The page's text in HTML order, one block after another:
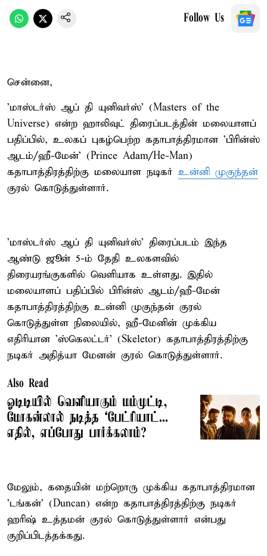
Follow Us
சென்னை,
'மாஸ்டர்ஸ் ஆப் தி யுனிவர்ஸ்' (Masters of the
Universe) என்ற ஹாலிவுட் திரைப்படத்தின் மலையாளப்
பதிப்பில், உலகப் புகழ்பெற்ற கதாபாத்திரமான 'பிரின்ஸ்
ஆடம்/ஹீ-மேன்' (Prince Adam/He-Man)
கதாபாத்திரத்திற்கு மலையாள நடிகர் உன்னி முகுந்தன்
குரல் கொடுத்துள்ளார்.
'மாஸ்டர்ஸ் ஆப் தி யுனிவர்ஸ்' திரைப்படம் இந்த
ஆண்டு ஜூன் 5-ம் தேதி உலகளவில்
திரையரங்குகளில் வெளியாக உள்ளது. இதில்
மலையாளப் பதிப்பில் பிரின்ஸ் ஆடம்/ஹீ-மேன்
கதாபாத்திரத்திற்கு உன்னி முகுந்தன் குரல்
கொடுத்துள்ள நிலையில், ஹீ-மேனின் முக்கிய
எதிரியான 'ஸ்கெலட்டர்' (Skeletor) கதாபாத்திரத்திற்கு
நடிகர் அதித்யா மேனன் குரல் கொடுத்துள்ளார்.
Also Read
ஓடிடியில் வெளியாகும் மம்முட்டி,
மோகன்லால் நடித்த `பேட்ரியாட்...
எதில், எப்போது பார்க்கலாம்?
மேலும், கதையின் மற்றொரு முக்கிய கதாபாத்திரமான
'டங்கன்' (Duncan) என்ற கதாபாத்திரத்திற்கு நடிகர்
ஹரிஷ் உத்தமன் குரல் கொடுத்துள்ளார் என்பது
குறிப்பிடத்தக்கது.